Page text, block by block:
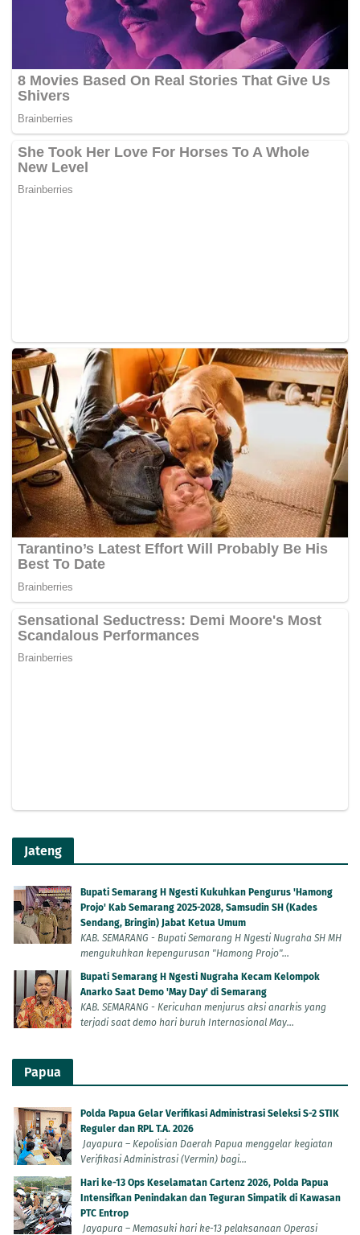
Jateng
Bupati Semarang H Ngesti Kukuhkan Pengurus 'Hamong
Projo' Kab Semarang 2025-2028, Samsudin SH (Kades
Sendang, Bringin) Jabat Ketua Umum
KAB. SEMARANG - Bupati Semarang H Ngesti Nugraha SH MH
mengukuhkan kepengurusan "Hamong Projo"...
Bupati Semarang H Ngesti Nugraha Kecam Kelompok
Anarko Saat Demo 'May Day' di Semarang
KAB. SEMARANG - Kericuhan menjurus aksi anarkis yang
terjadi saat demo hari buruh Internasional May...
Papua
Polda Papua Gelar Verifikasi Administrasi Seleksi S-2 STIK
Reguler dan RPL T.A. 2026
Jayapura – Kepolisian Daerah Papua menggelar kegiatan
Verifikasi Administrasi (Vermin) bagi...
Hari ke-13 Ops Keselamatan Cartenz 2026, Polda Papua
Intensifkan Penindakan dan Teguran Simpatik di Kawasan
PTC Entrop
Jayapura – Memasuki hari ke-13 pelaksanaan Operasi